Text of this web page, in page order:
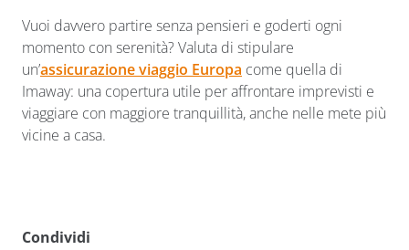
Vuoi davvero partire senza pensieri e goderti ogni
momento con serenità? Valuta di stipulare
un’assicurazione viaggio Europa come quella di
Imaway: una copertura utile per affrontare imprevisti e
viaggiare con maggiore tranquillità, anche nelle mete più
vicine a casa.
Condividi